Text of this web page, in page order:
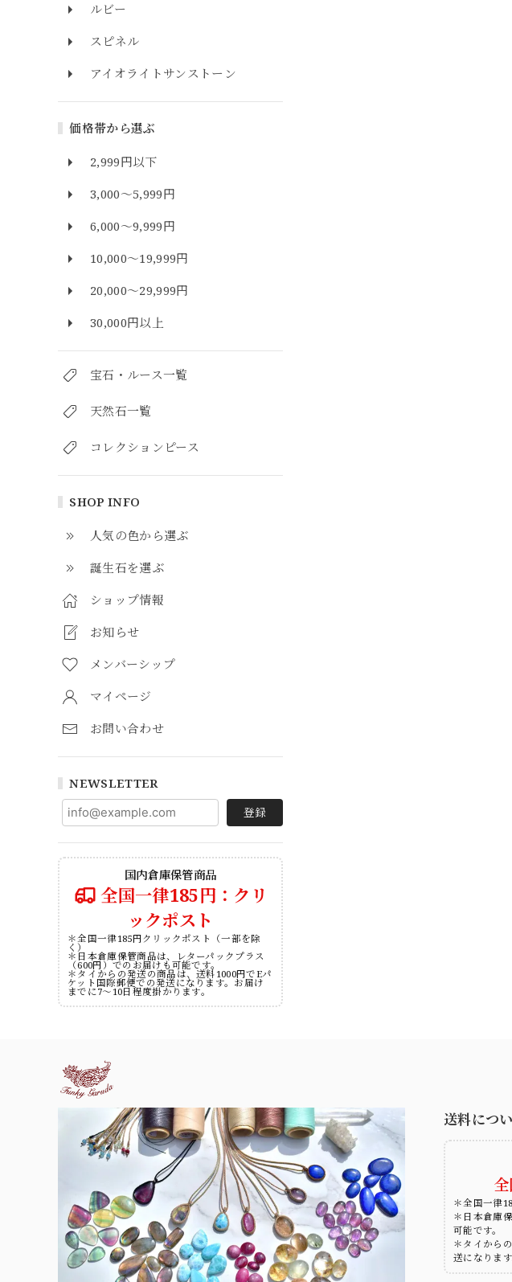
ルビー
スピネル
アイオライトサンストーン
価格帯から選ぶ
2,999円以下
3,000～5,999円
6,000～9,999円
10,000～19,999円
20,000～29,999円
30,000円以上
宝石・ルース一覧
天然石一覧
コレクションピース
SHOP INFO
人気の色から選ぶ
誕生石を選ぶ
ショップ情報
お知らせ
メンバーシップ
マイページ
お問い合わせ
NEWSLETTER
登録
国内倉庫保管商品
全国一律185円：クリ
ックポスト
＊全国一律185円クリックポスト（一部を除
く）
＊日本倉庫保管商品は、レターパックプラス
（600円）でのお届けも可能です。
＊タイからの発送の商品は、送料1000円でEパ
ケット国際郵便での発送になります。お届け
までに7～10日程度掛かります。
送料につ
＊全国一律
＊日本倉庫
可能です。
＊タイから
送になりま